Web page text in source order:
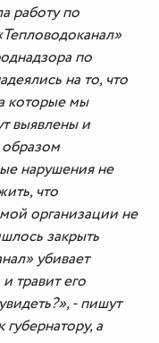
работу по
по
на то, что
которые мы
выявлены и
нарушения не
что
организации не
закрыть
убивает
травит его
- пишут
а